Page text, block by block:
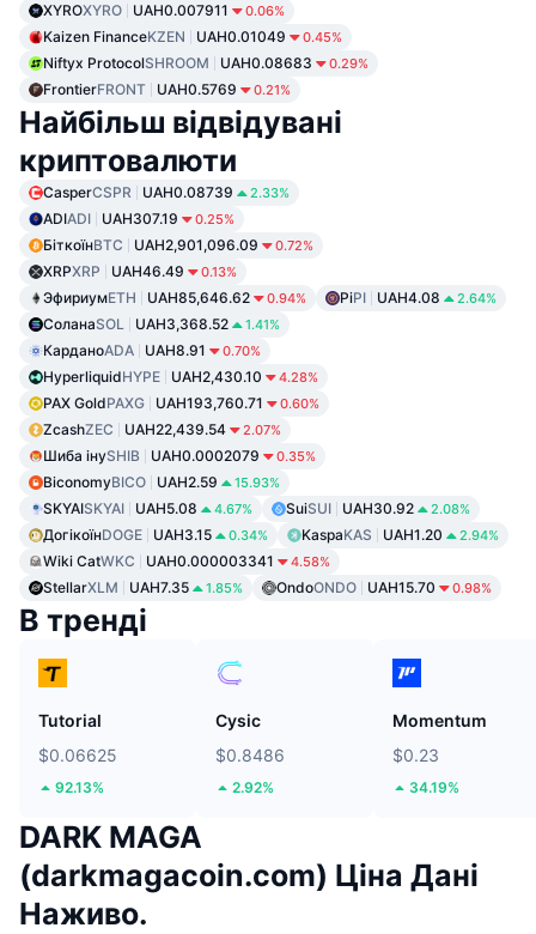
XYROXYRO UAH0.007911 0.06%
Kaizen FinanceKZEN UAH0.01049 0.45%
Niftyx ProtocolSHROOM UAH0.08683 0.29%
FrontierFRONT UAH0.5769 0.21%
Найбільш відвідувані
криптовалюти
CasperCSPR UAH0.08739 2.33%
ADIADI UAH307.19 0.25%
БіткоїнBTC UAH2,901,096.09 0.72%
XRPXRP UAH46.49 0.13%
ЭфириумETH UAH85,646.62 0.94% PiPI UAH4.08 2.64%
СоланаSOL UAH3,368.52 1.41%
КарданоADA UAH8.91 0.70%
HyperliquidHYPE UAH2,430.10 4.28%
PAX GoldPAXG UAH193,760.71 0.60%
ZcashZEC UAH22,439.54 2.07%
Шиба інуSHIB UAH0.0002079 0.35%
BiconomyBICO UAH2.59 15.93%
SKYAISKYAI UAH5.08 4.67% SuiSUI UAH30.92 2.08%
ДогікоїнDOGE UAH3.15 0.34% KaspaKAS UAH1.20 2.94%
Wiki CatWKC UAH0.000003341 4.58%
StellarXLM UAH7.35 1.85% OndoONDO UAH15.70 0.98%
В тренді
Tutorial
$0.06625
92.13%
Cysic
$0.8486
2.92%
Momentum
$0.23
34.19%
DARK MAGA
(darkmagacoin.com) Ціна Дані
Наживо.